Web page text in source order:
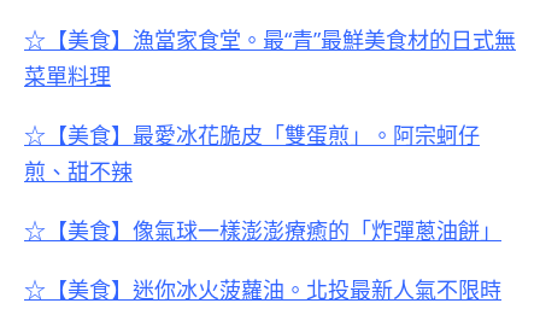
☆【美食】漁當家食堂。最“青”最鮮美食材的日式無
菜單料理
☆【美食】最愛冰花脆皮「雙蛋煎」。阿宗蚵仔
煎、甜不辣
☆【美食】像氣球一樣澎澎療癒的「炸彈蔥油餅」
☆【美食】迷你冰火菠蘿油。北投最新人氣不限時